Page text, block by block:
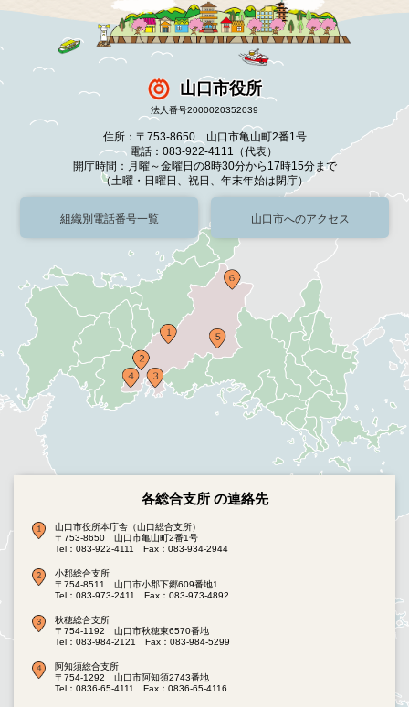
山口市役所
法人番号2000020352039
住所：〒753-8650 山口市亀山町2番1号
電話：083-922-4111（代表）
開庁時間：月曜～金曜日の8時30分から17時15分まで
（土曜・日曜日、祝日、年末年始は閉庁）
組織別電話番号一覧 山口市へのアクセス
各総合支所 の連絡先
山口市役所本庁舎（山口総合支所）
〒753-8650 山口市亀山町2番1号
Tel：083-922-4111
Fax：083-934-2944
小郡総合支所
〒754-8511 山口市小郡下郷609番地1
Tel：083-973-2411
Fax：083-973-4892
秋穂総合支所
〒754-1192 山口市秋穂東6570番地
Tel：083-984-2121
Fax：083-984-5299
阿知須総合支所
〒754-1292 山口市阿知須2743番地
Tel：0836-65-4111
Fax：0836-65-4116